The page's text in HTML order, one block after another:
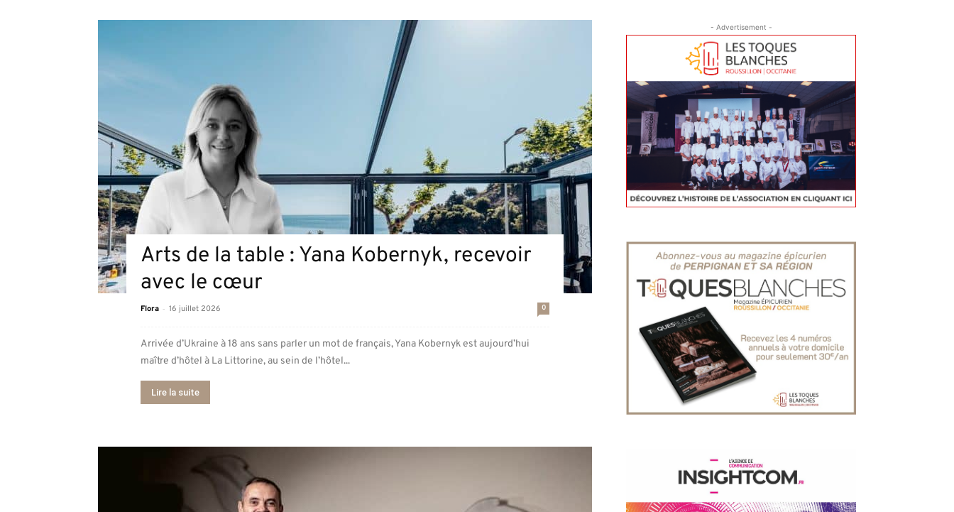
Arts de la table : Yana Kobernyk, recevoir
avec le cœur
Flora - 16 juillet 2026 0
Arrivée d’Ukraine à 18 ans sans parler un mot de français, Yana Kobernyk est aujourd’hui
maître d’hôtel à La Littorine, au sein de l’hôtel...
Lire la suite
- Advertisement -